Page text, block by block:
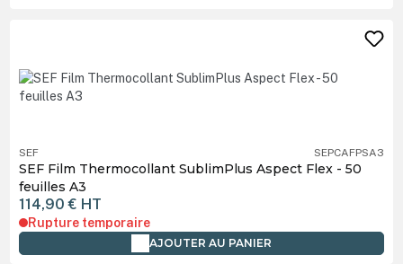
SEF SEPCAFPSA3
SEF Film Thermocollant SublimPlus Aspect Flex - 50
feuilles A3
114,90 € HT
Rupture temporaire
AJOUTER AU PANIER